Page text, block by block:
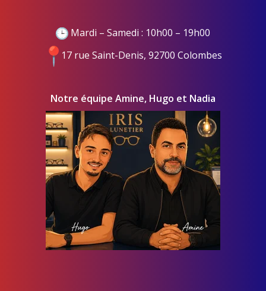
Mardi – Samedi : 10h00 – 19h00
17 rue Saint-Denis, 92700 Colombes
Notre équipe Amine, Hugo et Nadia